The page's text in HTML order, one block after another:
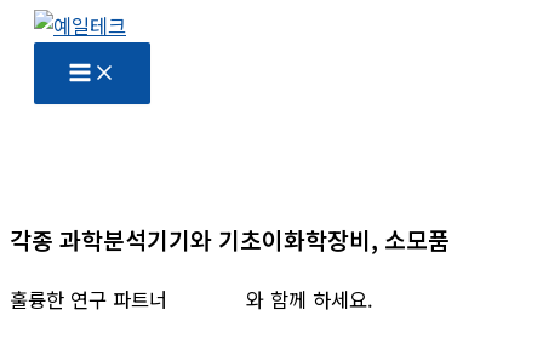
기
각종 과학분석기기와 기초이화학장비, 소모품
훌륭한 연구 파트너 와 함께 하세요.